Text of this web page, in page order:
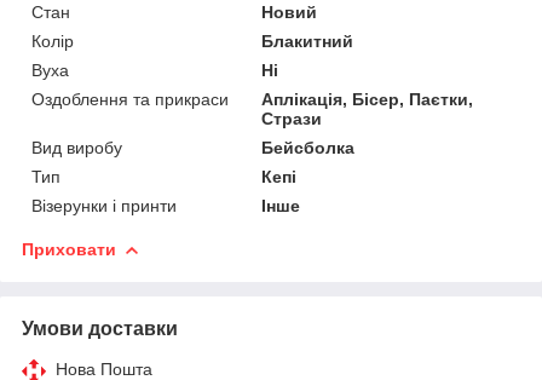
Стан
Новий
Колір
Блакитний
Вуха
Ні
Оздоблення та прикраси
Аплікація, Бісер, Паєтки,
Стрази
Вид виробу
Бейсболка
Тип
Кепі
Візерунки і принти
Інше
Приховати
Умови доставки
Нова Пошта